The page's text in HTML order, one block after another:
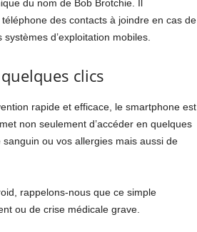
du nom de Bob Brotchie. Il
des contacts à joindre en cas de
d’exploitation mobiles.
clics
rapide et efficace, le smartphone est
non seulement d’accéder en quelques
ou vos allergies mais aussi de
rappelons-nous que ce simple
ou de crise médicale grave.